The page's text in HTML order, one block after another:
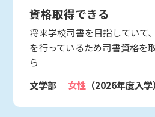
資格取得できる
将来学校司書を目指していて
を行っているため司書資格を
ら
文学部
女性 （2026年度入学）